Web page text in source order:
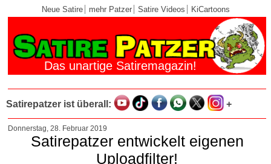
Neue Satire mehr Patzer Satire Videos KiCartoons
Das unartige Satiremagazin!
Satirepatzer ist überall: +
Donnerstag, 28. Februar 2019
Satirepatzer entwickelt eigenen
Uploadfilter!